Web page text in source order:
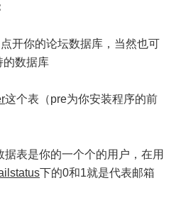
开你的论坛数据库，当然也可
的数据库
这个表（pre为你安装程序的前
表是你的一个个的用户，在用
下的0和1就是代表邮箱